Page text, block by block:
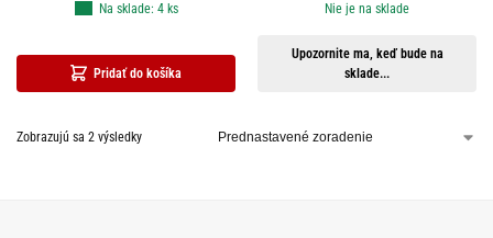
Pridať do košíka
Na sklade: 4 ks
Upozornite ma, keď bude na
sklade...
Nie je na sklade
Zobrazujú sa 2 výsledky